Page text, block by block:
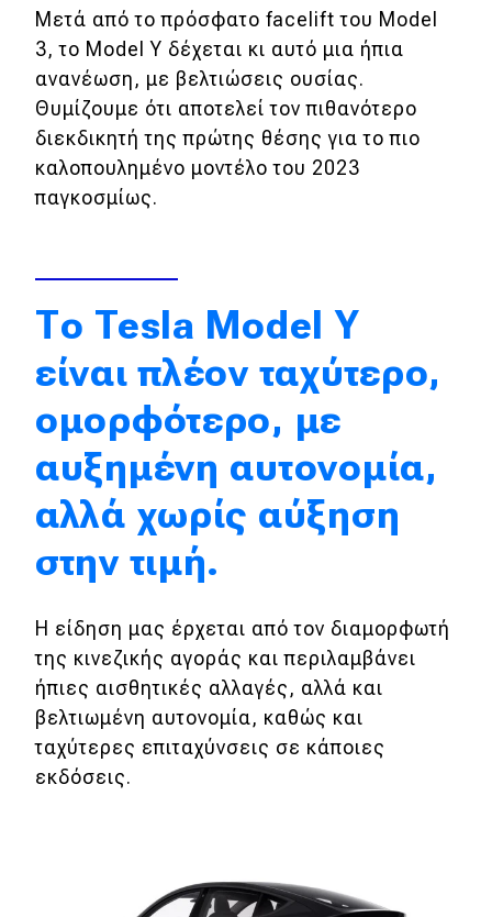
Νέα μοντέλα
Πρωτότυπα
Ελλάδα
Κόσμος
Τεχνολογία
Απόψεις
Test Drive
Δοκιμή
Αποστολή
Συγκρίνουμε
Formula 1
WRC
Motorsport
Μετά από το πρόσφατο facelift του Model
3, το Model Y δέχεται κι αυτό μια ήπια
ανανέωση, με βελτιώσεις ουσίας.
Θυμίζουμε ότι αποτελεί τον πιθανότερο
διεκδικητή της πρώτης θέσης για το πιο
καλοπουλημένο μοντέλο του 2023
παγκοσμίως.
Το Tesla Model Y
είναι πλέον ταχύτερο,
ομορφότερο, με
αυξημένη αυτονομία,
αλλά χωρίς αύξηση
στην τιμή.
Η είδηση μας έρχεται από τον διαμορφωτή
της κινεζικής αγοράς και περιλαμβάνει
ήπιες αισθητικές αλλαγές, αλλά και
βελτιωμένη αυτονομία, καθώς και
ταχύτερες επιταχύνσεις σε κάποιες
εκδόσεις.